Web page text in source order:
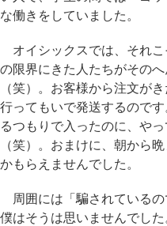
な働きをしていました。
オイシックスでは、それこ
の限界にきた人たちがその
（笑）。お客様から注文が
行ってもいで発送するので
るつもりで入ったのに、や
（笑）。おまけに、朝から
かもらえませんでした。
周囲には「騙されているの
僕はそうは思いませんでし